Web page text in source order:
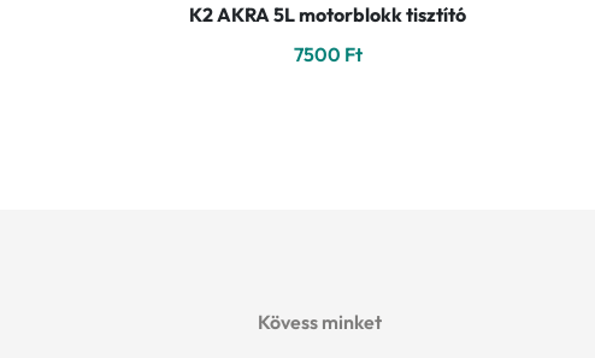
K2 AKRA 5L motorblokk tisztító
7500 Ft
Kövess minket